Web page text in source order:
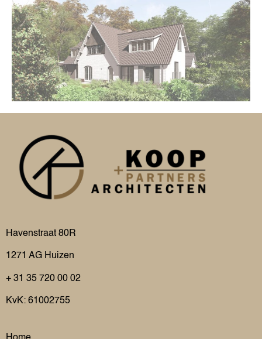
Havenstraat 80R
1271 AG Huizen
+ 31 35 720 00 02
KvK: 61002755